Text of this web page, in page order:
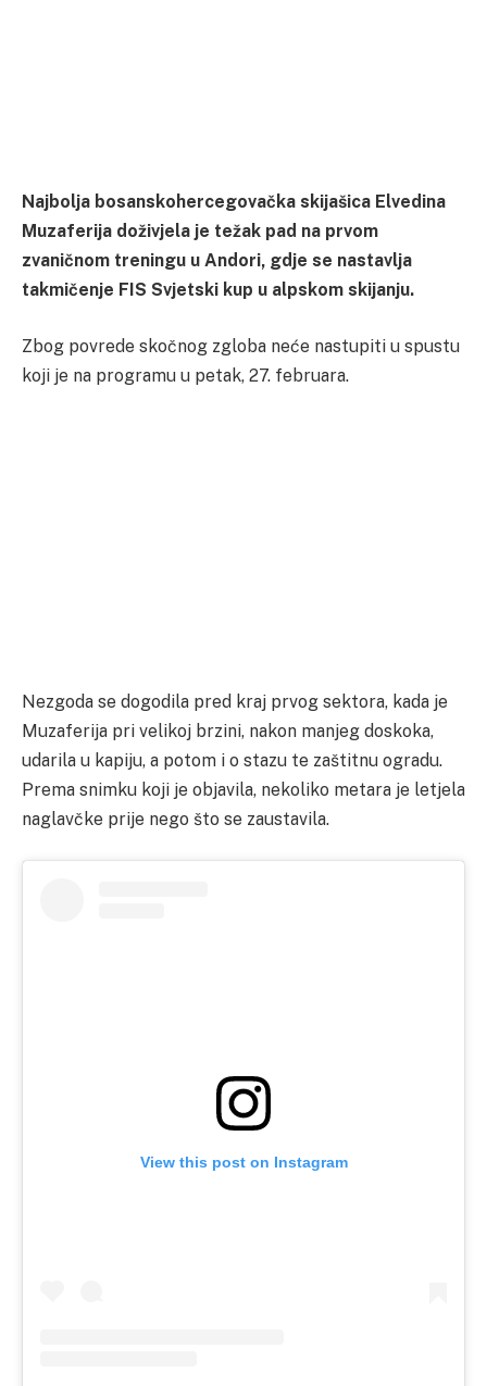
Najbolja bosanskohercegovačka skijašica Elvedina
Muzaferija doživjela je težak pad na prvom
zvaničnom treningu u Andori, gdje se nastavlja
takmičenje FIS Svjetski kup u alpskom skijanju.
Zbog povrede skočnog zgloba neće nastupiti u spustu
koji je na programu u petak, 27. februara.
Nezgoda se dogodila pred kraj prvog sektora, kada je
Muzaferija pri velikoj brzini, nakon manjeg doskoka,
udarila u kapiju, a potom i o stazu te zaštitnu ogradu.
Prema snimku koji je objavila, nekoliko metara je letjela
naglavčke prije nego što se zaustavila.
View this post on Instagram